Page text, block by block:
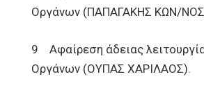
Οργάνων (ΠΑΠΑΓΑΚΗΣ ΚΩΝ/
9 Αφαίρεση άδειας
Οργάνων (ΟΥΠΑΣ ΧΑΡΙΛΑΟΣ).